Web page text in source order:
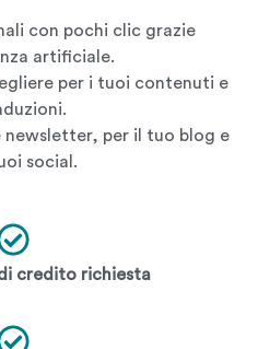
con pochi clic grazie
artificiale.
per i tuoi contenuti e
per il tuo blog e
social.
credito richiesta